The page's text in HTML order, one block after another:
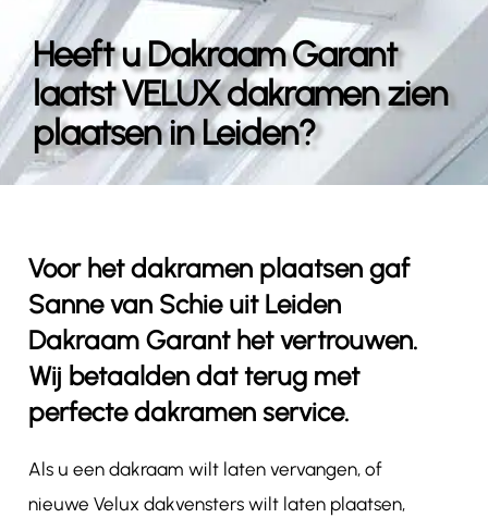
Zonwering
Projecten
Blogs
Heeft u Dakraam Garant
laatst VELUX dakramen zien
plaatsen in Leiden?
Voor het dakramen plaatsen gaf
Sanne van Schie uit Leiden
Dakraam Garant het vertrouwen.
Wij betaalden dat terug met
perfecte dakramen service.
Als u een dakraam wilt laten vervangen, of
nieuwe Velux dakvensters wilt laten plaatsen,